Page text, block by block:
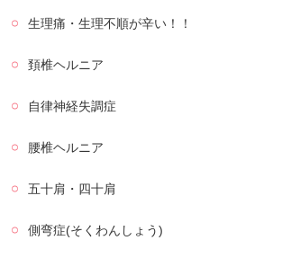
生理痛・生理不順が辛い！！
頚椎ヘルニア
自律神経失調症
腰椎ヘルニア
五十肩・四十肩
側弯症(そくわんしょう)